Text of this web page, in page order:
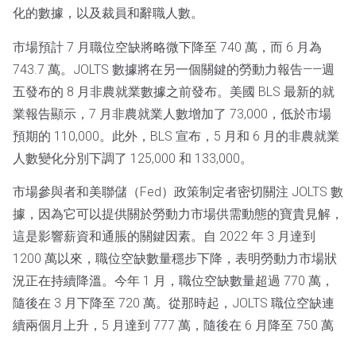
化的數據，以及裁員和辭職人數。
市場預計 7 月職位空缺將略微下降至 740 萬，而 6 月為
743.7 萬。JOLTS 數據將在另一個關鍵的勞動力報告——週
五發布的 8 月非農就業數據之前發布。美國 BLS 最新的就
業報告顯示，7 月非農就業人數增加了 73,000，低於市場
預期的 110,000。此外，BLS 宣布，5 月和 6 月的非農就業
人數變化分別下調了 125,000 和 133,000。
市場參與者和美聯儲（Fed）政策制定者密切關注 JOLTS 數
據，因為它可以提供關於勞動力市場供需動態的寶貴見解，
這是影響薪資和通脹的關鍵因素。自 2022 年 3 月達到
1200 萬以來，職位空缺數量穩步下降，表明勞動力市場狀
況正在持續降溫。今年 1 月，職位空缺數量超過 770 萬，
隨後在 3 月下降至 720 萬。從那時起，JOLTS 職位空缺連
續兩個月上升，5 月達到 777 萬，隨後在 6 月降至 750 萬